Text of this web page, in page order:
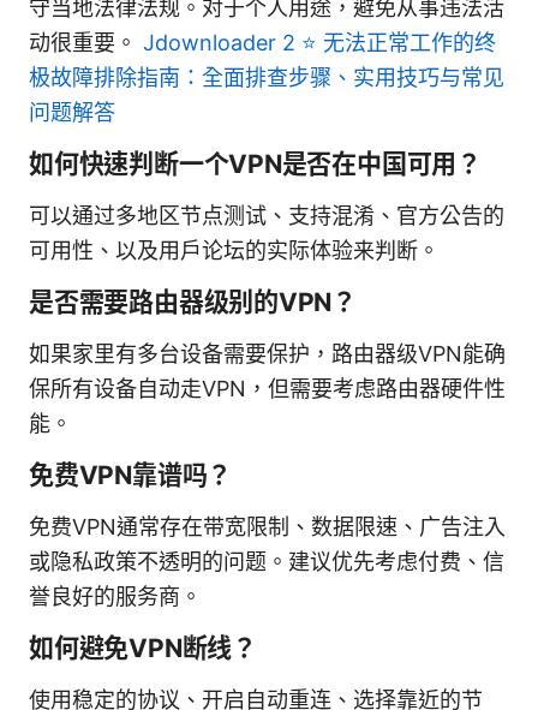
守当地法律法规。对于个人用途，避免从事违法活
动很重要。 Jdownloader 2 ⭐ 无法正常工作的终
极故障排除指南：全面排查步骤、实用技巧与常见
问题解答
如何快速判断一个VPN是否在中国可用？
可以通过多地区节点测试、支持混淆、官方公告的
可用性、以及用户论坛的实际体验来判断。
是否需要路由器级别的VPN？
如果家里有多台设备需要保护，路由器级VPN能确
保所有设备自动走VPN，但需要考虑路由器硬件性
能。
免费VPN靠谱吗？
免费VPN通常存在带宽限制、数据限速、广告注入
或隐私政策不透明的问题。建议优先考虑付费、信
誉良好的服务商。
如何避免VPN断线？
使用稳定的协议、开启自动重连、选择靠近的节